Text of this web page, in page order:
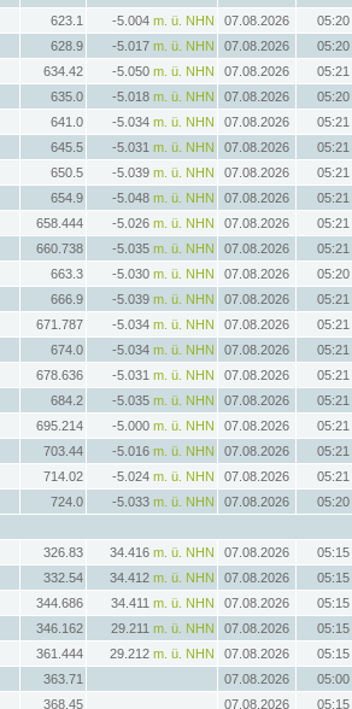
623.1 -5.004 m. ü. NHN 07.08.2026 05:20
628.9 -5.017 m. ü. NHN 07.08.2026 05:20
634.42 -5.050 m. ü. NHN 07.08.2026 05:21
635.0 -5.018 m. ü. NHN 07.08.2026 05:20
641.0 -5.034 m. ü. NHN 07.08.2026 05:21
645.5 -5.031 m. ü. NHN 07.08.2026 05:21
650.5 -5.039 m. ü. NHN 07.08.2026 05:21
654.9 -5.048 m. ü. NHN 07.08.2026 05:21
658.444 -5.026 m. ü. NHN 07.08.2026 05:21
660.738 -5.035 m. ü. NHN 07.08.2026 05:21
663.3 -5.030 m. ü. NHN 07.08.2026 05:20
666.9 -5.039 m. ü. NHN 07.08.2026 05:21
671.787 -5.034 m. ü. NHN 07.08.2026 05:21
674.0 -5.034 m. ü. NHN 07.08.2026 05:21
678.636 -5.031 m. ü. NHN 07.08.2026 05:21
684.2 -5.035 m. ü. NHN 07.08.2026 05:21
695.214 -5.000 m. ü. NHN 07.08.2026 05:21
703.44 -5.016 m. ü. NHN 07.08.2026 05:21
714.02 -5.024 m. ü. NHN 07.08.2026 05:21
724.0 -5.033 m. ü. NHN 07.08.2026 05:20
326.83 34.416 m. ü. NHN 07.08.2026 05:15
332.54 34.412 m. ü. NHN 07.08.2026 05:15
344.686 34.411 m. ü. NHN 07.08.2026 05:15
346.162 29.211 m. ü. NHN 07.08.2026 05:15
361.444 29.212 m. ü. NHN 07.08.2026 05:15
363.71 07.08.2026 05:00
368.45 07.08.2026 05:15